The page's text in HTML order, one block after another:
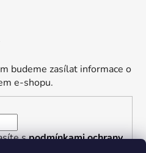
budeme zasílat informace o
e-shopu.
spodmínkami ochrany